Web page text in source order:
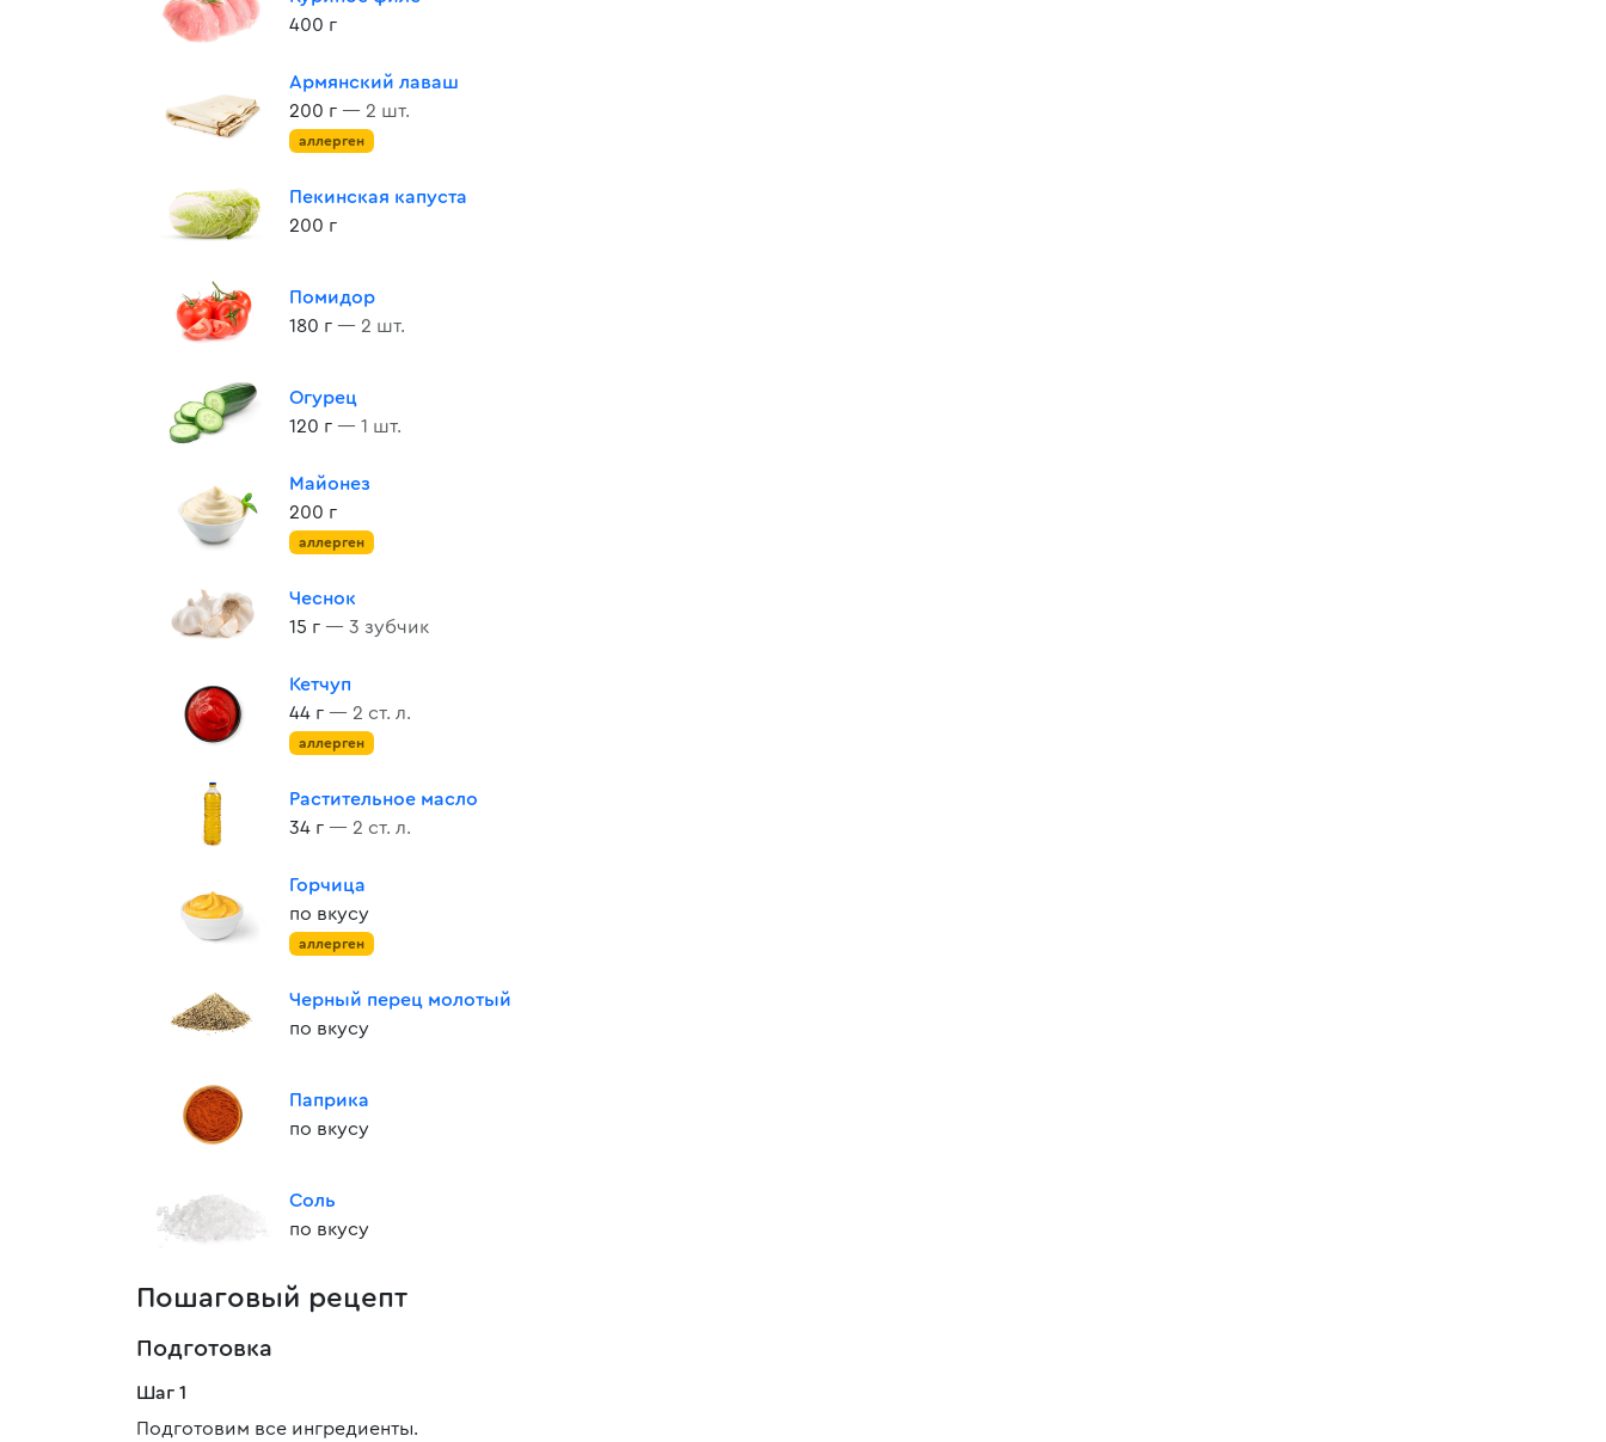
400 г
Армянский лаваш
200 г — 2 шт.
аллерген
Пекинская капуста
200 г
Помидор
180 г — 2 шт.
Огурец
120 г — 1 шт.
Майонез
200 г
аллерген
Чеснок
15 г — 3 зубчик
Кетчуп
44 г — 2 ст. л.
аллерген
Растительное масло
34 г — 2 ст. л.
Горчица
по вкусу
аллерген
Черный перец молотый
по вкусу
Паприка
по вкусу
Соль
по вкусу
Пошаговый рецепт
Подготовка
Шаг 1
Подготовим все ингредиенты.